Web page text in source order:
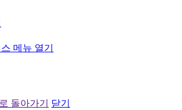
메뉴 열기
돌아가기
닫기